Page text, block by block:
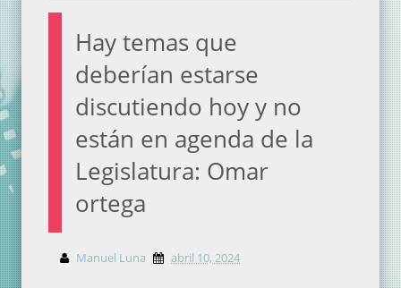
Hay temas que
deberían estarse
discutiendo hoy y no
están en agenda de la
Legislatura: Omar
ortega
Manuel Luna abril 10, 2024